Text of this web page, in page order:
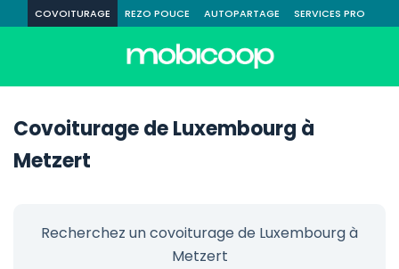
COVOITURAGE REZO POUCE AUTOPARTAGE SERVICES PRO
Covoiturage de Luxembourg à
Metzert
Recherchez un covoiturage de Luxembourg à
Metzert